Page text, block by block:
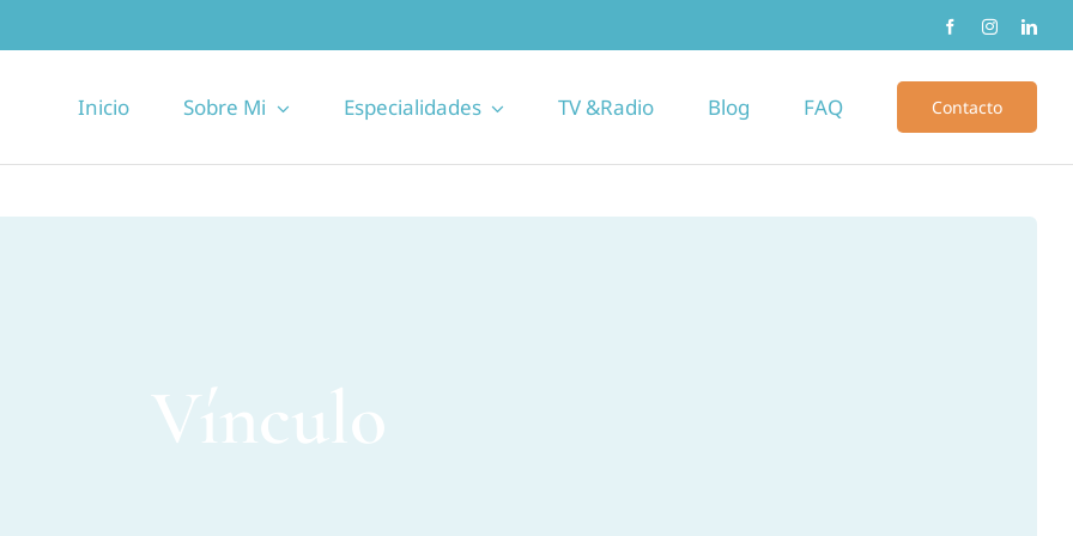
Inicio Sobre Mi Especialidades TV &Radio Blog FAQ Contacto
Vínculo